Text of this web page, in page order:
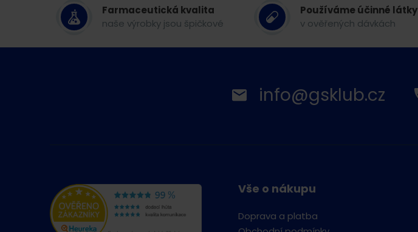
Farmaceutická kvalita
naše výrobky jsou špičkové
Používáme účinné látky
v ověřených dávkách
info@gsklub.cz
Vše o nákupu
Doprava a platba